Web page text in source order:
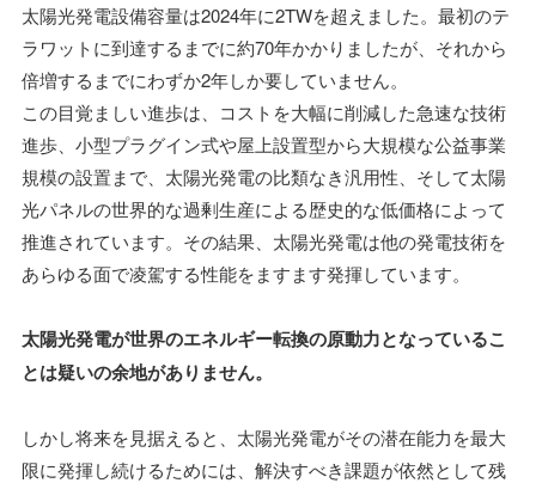
太陽光発電設備容量は2024年に2TWを超えました。最初のテ
ラワットに到達するまでに約70年かかりましたが、それから
倍増するまでにわずか2年しか要していません。
この目覚ましい進歩は、コストを大幅に削減した急速な技術
進歩、小型プラグイン式や屋上設置型から大規模な公益事業
規模の設置まで、太陽光発電の比類なき汎用性、そして太陽
光パネルの世界的な過剰生産による歴史的な低価格によって
推進されています。その結果、太陽光発電は他の発電技術を
あらゆる面で凌駕する性能をますます発揮しています。
太陽光発電が世界のエネルギー転換の原動力となっているこ
とは疑いの余地がありません。
しかし将来を見据えると、太陽光発電がその潜在能力を最大
限に発揮し続けるためには、解決すべき課題が依然として残